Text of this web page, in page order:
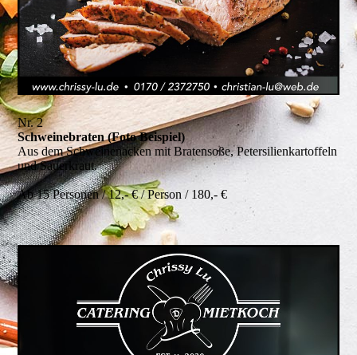
Nr. 2
Schweinebraten (Foto Beispiel)
Aus dem Schweinenacken mit Bratensoße, Petersilienkartoffeln
und Sauerkraut.
Ab 15 Personen / 12,- € / Person / 180,- €